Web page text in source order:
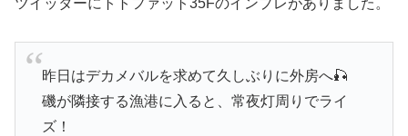
昨日はデカメバルを求めて久しぶりに外房へ🎣
磯が隣接する漁港に入ると、常夜灯周りでライ
ズ！